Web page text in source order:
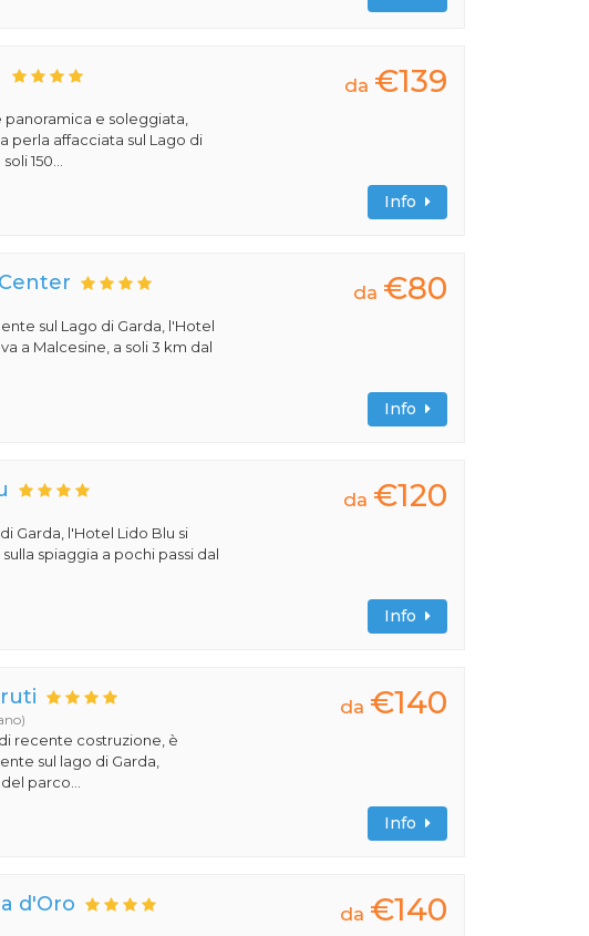
e soleggiata,
perla affacciata sul Lago di
150...
da €139
Info
sul Lago di Garda, l'Hotel
a Malcesine, a soli 3 km dal
da €80
Info
Garda, l'Hotel Lido Blu si
spiaggia a pochi passi dal
da €120
Info
recente costruzione, è
sul lago di Garda,
parco...
da €140
Info
d'Oro da €140